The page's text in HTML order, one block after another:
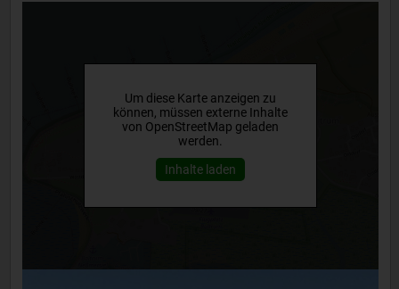
Um diese Karte anzeigen zu
können, müssen externe Inhalte
von OpenStreetMap geladen
werden.
Inhalte laden